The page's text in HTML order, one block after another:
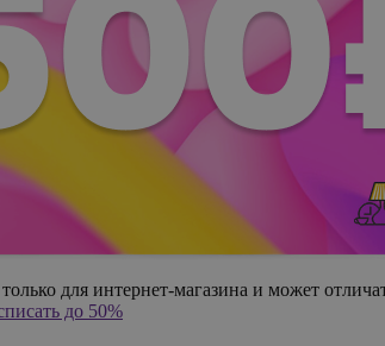
для интернет-магазина и может
до 50%